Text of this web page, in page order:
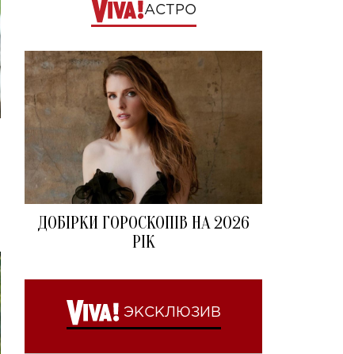
АСТРО
ДОБІРКИ ГОРОСКОПІВ НА 2026
РІК
ЭКСКЛЮЗИВ